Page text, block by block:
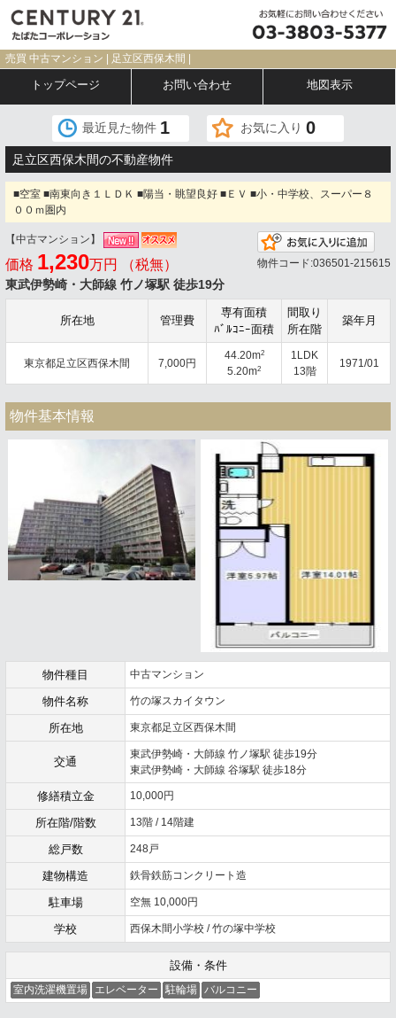
売買 中古マンション | 足立区西保木間 |
トップページ お問い合わせ 地図表示
最近見た物件 1 お気に入り 0
足立区西保木間の不動産物件
■空室 ■南東向き１ＬＤＫ ■陽当・眺望良好 ■ＥＶ ■小・中学校、スーパー８
００ｍ圏内
【中古マンション】
価格 1,230万円 （税無）
東武伊勢崎・大師線 竹ノ塚駅 徒歩19分
物件コード:036501-215615
所在地 管理費
専有面積
ﾊﾞﾙｺﾆｰ面積
間取り
所在階
築年月
東京都足立区西保木間 7,000円
44.20m2
5.20m2
1LDK
13階
1971/01
物件基本情報
物件種目 中古マンション
物件名称 竹の塚スカイタウン
所在地 東京都足立区西保木間
交通
東武伊勢崎・大師線 竹ノ塚駅 徒歩19分
東武伊勢崎・大師線 谷塚駅 徒歩18分
修繕積立金 10,000円
所在階/階数 13階 / 14階建
総戸数 248戸
建物構造 鉄骨鉄筋コンクリート造
駐車場 空無 10,000円
学校 西保木間小学校 / 竹の塚中学校
設備・条件
室内洗濯機置場 エレベーター 駐輪場 バルコニー